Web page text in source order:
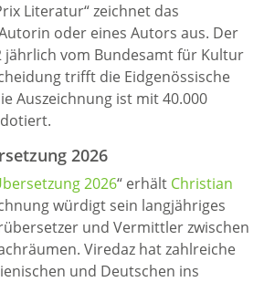
Literatur“ zeichnet das
oder eines Autors aus. Der
jährlich vom Bundesamt für Kultur
trifft die Eidgenössische
Auszeichnung ist mit 40.000
2026
2026“ erhält Christian
würdigt sein langjähriges
und Vermittler zwischen
Viredaz hat zahlreiche
und Deutschen ins